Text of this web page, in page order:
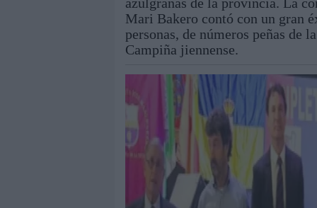
Mari Bakero contó con un gran
personas, de números peñas de
Campiña jiennense.